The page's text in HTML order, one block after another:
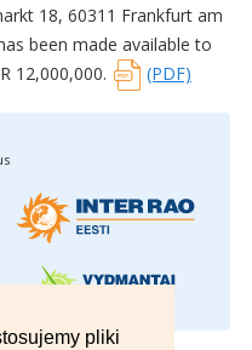
pliki
18, 60311 Frankfurt am
been made available to
12,000,000.
(PDF)